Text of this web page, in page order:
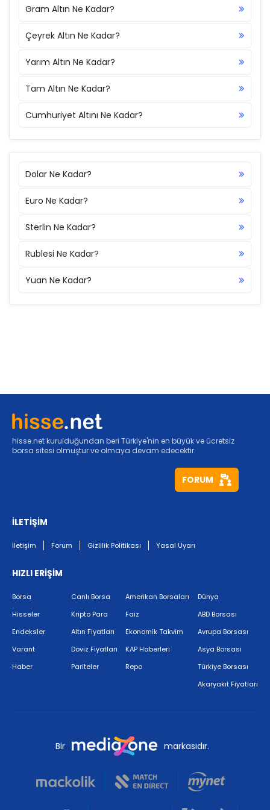
Gram Altın Ne Kadar?
Çeyrek Altın Ne Kadar?
Yarım Altın Ne Kadar?
Tam Altın Ne Kadar?
Cumhuriyet Altını Ne Kadar?
Dolar Ne Kadar?
Euro Ne Kadar?
Sterlin Ne Kadar?
Rublesi Ne Kadar?
Yuan Ne Kadar?
hisse.net kurulduğundan beri Türkiye'nin en büyük ve ücretsiz
borsa sitesi olmuştur ve olmaya devam edecektir.
FORUM
İLETİŞİM
İletişim Forum Gizlilik Politikası Yasal Uyarı
HIZLI ERİŞİM
Borsa
Hisseler
Endeksler
Varant
Haber
Canlı Borsa
Kripto Para
Altın Fiyatları
Döviz Fiyatları
Pariteler
Amerikan Borsaları
Faiz
Ekonomik Takvim
KAP Haberleri
Repo
Dünya
ABD Borsası
Avrupa Borsası
Asya Borsası
Türkiye Borsası
Akaryakıt Fiyatları
Bir markasıdır.